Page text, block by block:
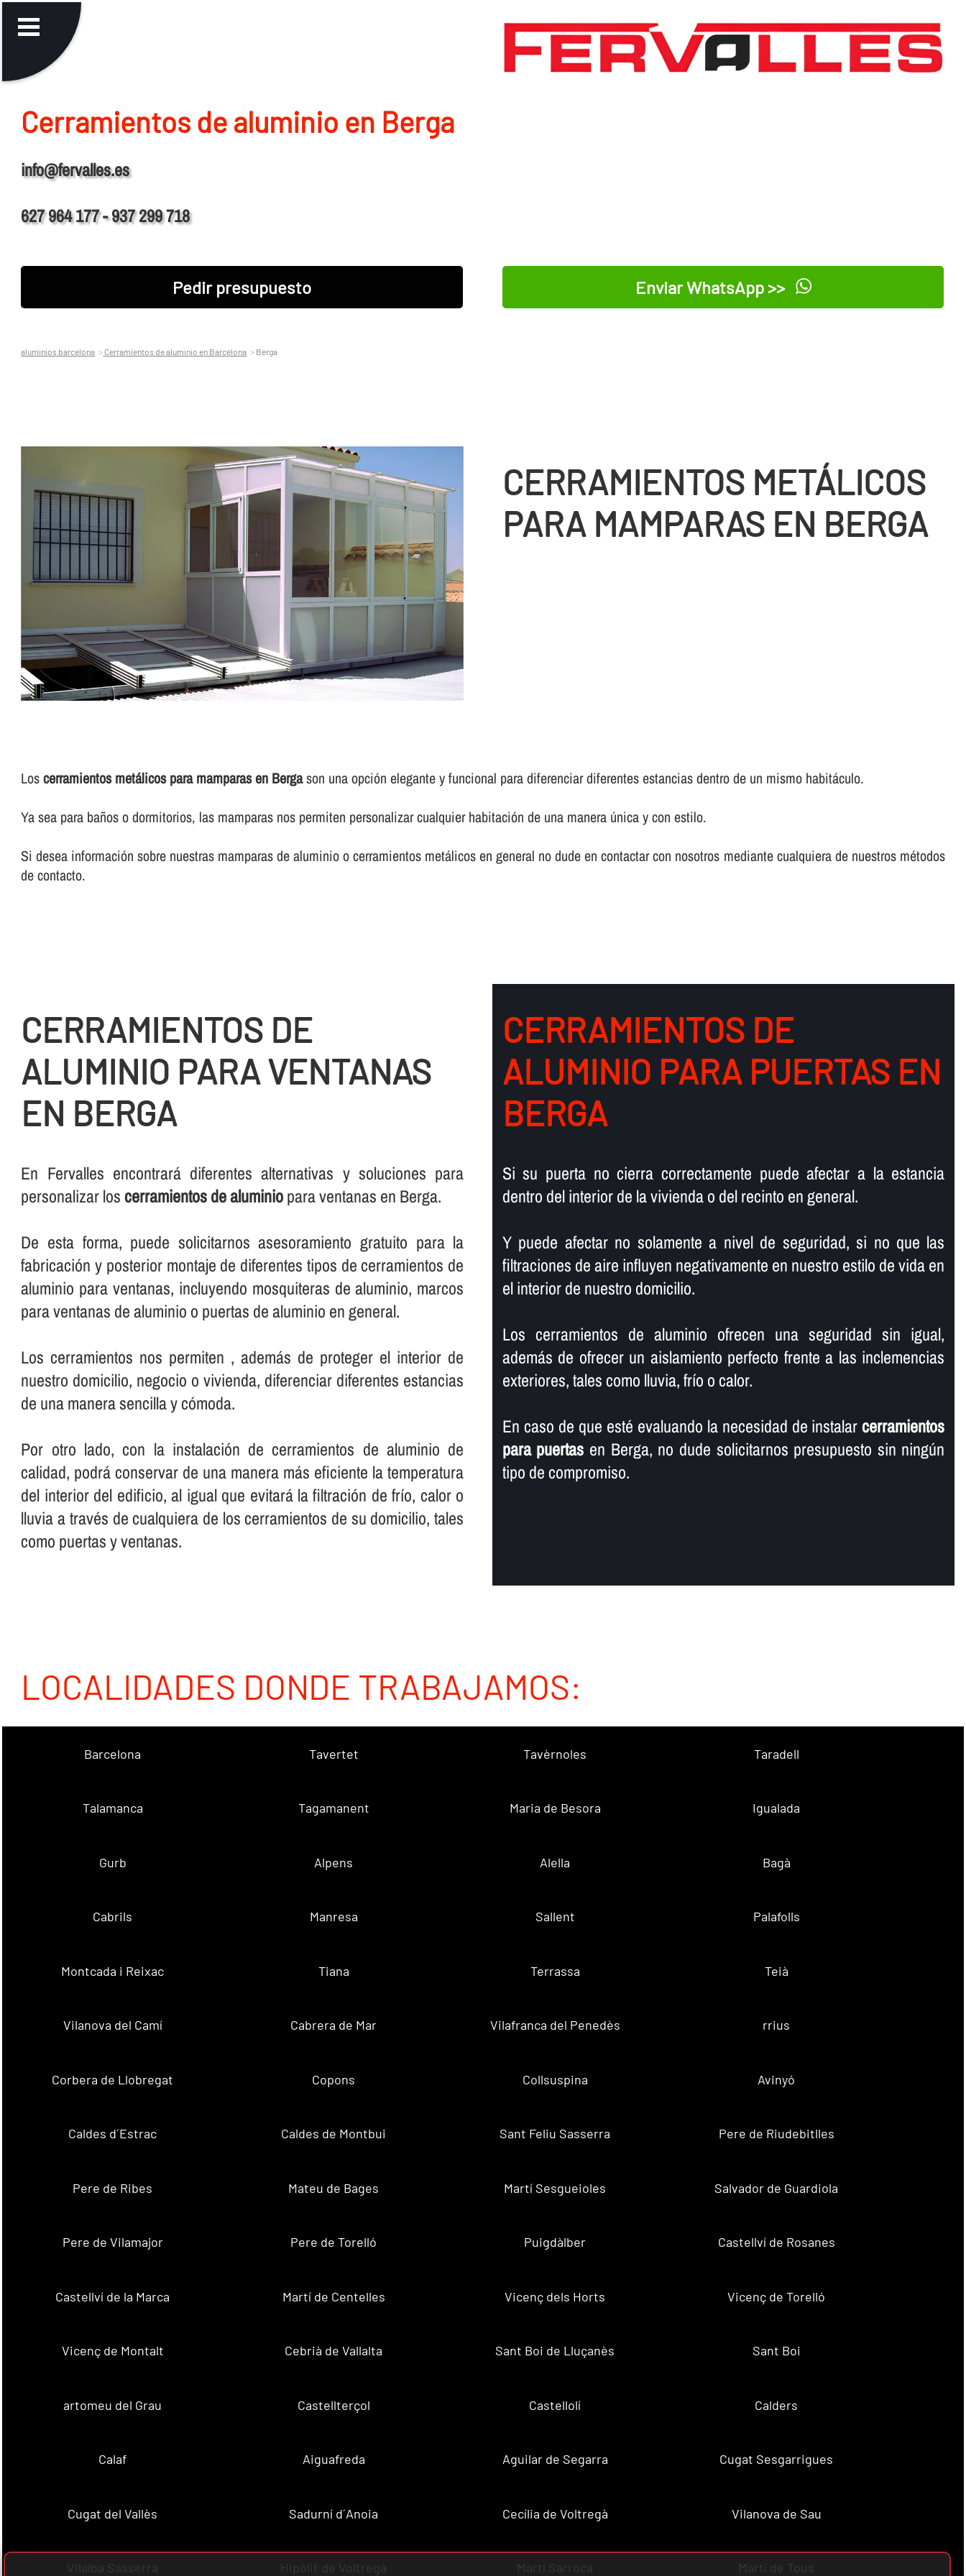
Cerramientos de aluminio en Berga
info@fervalles.es
627 964 177 - 937 299 718
Pedir presupuesto Enviar WhatsApp >>
aluminios barcelona Cerramientos de aluminio en Barcelona Berga
CERRAMIENTOS METÁLICOS
PARA MAMPARAS EN BERGA
Loscerramientos metálicos para mamparas en Bergason una opción elegante y funcional para diferenciar diferentes estancias dentro de un mismo habitáculo.
Ya sea para baños o dormitorios, las mamparas nos permiten personalizar cualquier habitación de una manera única y con estilo.
Si desea información sobre nuestras mamparas de aluminio o cerramientos metálicos en general no dude en contactar con nosotros mediante cualquiera de nuestros métodos
de contacto.
CERRAMIENTOS DE
ALUMINIO PARA VENTANAS
EN BERGA
En Fervalles encontrará diferentes alternativas y soluciones para
personalizar loscerramientos de aluminiopara ventanas en Berga.
De esta forma, puede solicitarnos asesoramiento gratuito para la
fabricación y posterior montaje de diferentes tipos de cerramientos de
aluminio para ventanas, incluyendo mosquiteras de aluminio, marcos
para ventanas de aluminio o puertas de aluminio en general.
Los cerramientos nos permiten , además de proteger el interior de
nuestro domicilio, negocio o vivienda, diferenciar diferentes estancias
de una manera sencilla y cómoda.
Por otro lado, con la instalación de cerramientos de aluminio de
calidad, podrá conservar de una manera más eficiente la temperatura
del interior del edificio, al igual que evitará la filtración de frí­o, calor o
lluvia a través de cualquiera de los cerramientos de su domicilio, tales
como puertas y ventanas.
CERRAMIENTOS DE
ALUMINIO PARA PUERTAS EN
BERGA
Si su puerta no cierra correctamente puede afectar a la estancia
dentro del interior de la vivienda o del recinto en general.
Y puede afectar no solamente a nivel de seguridad, si no que las
filtraciones de aire influyen negativamente en nuestro estilo de vida en
el interior de nuestro domicilio.
Los cerramientos de aluminio ofrecen una seguridad sin igual,
además de ofrecer un aislamiento perfecto frente a las inclemencias
exteriores, tales como lluvia, frí­o o calor.
En caso de que esté evaluando la necesidad de instalarcerramientos
para puertas en Berga, no dude solicitarnos presupuesto sin ningún
tipo de compromiso.
LOCALIDADES DONDE TRABAJAMOS:
Barcelona Tavertet Tavèrnoles Taradell
Talamanca Tagamanent Maria de Besora Igualada
Gurb Alpens Alella Bagà
Cabrils Manresa Sallent Palafolls
Montcada i Reixac Tiana Terrassa Teià
Vilanova del Camí Cabrera de Mar Vilafranca del Penedès rrius
Corbera de Llobregat Copons Collsuspina Avinyó
Caldes d´Estrac Caldes de Montbui Sant Feliu Sasserra Pere de Riudebitlles
Pere de Ribes Mateu de Bages Martí Sesgueioles Salvador de Guardiola
Pere de Vilamajor Pere de Torelló Puigdàlber Castellví de Rosanes
Castellví de la Marca Martí de Centelles Vicenç dels Horts Vicenç de Torelló
Vicenç de Montalt Cebrià de Vallalta Sant Boi de Lluçanès Sant Boi
artomeu del Grau Castellterçol Castellolí Calders
Calaf Aiguafreda Aguilar de Segarra Cugat Sesgarrigues
Cugat del Vallès Sadurní d´Anoia Cecília de Voltregà Vilanova de Sau
Vilalba Sasserra Hipòlit de Voltregà Martí Sarroca Martí de Tous